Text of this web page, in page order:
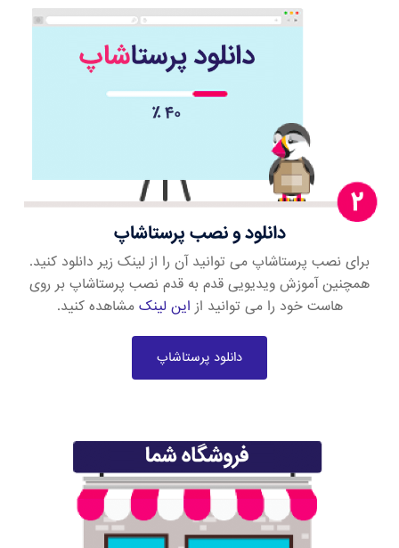
دانلود و نصب پرستاشاپ
برای نصب پرستاشاپ می توانید آن را از لینک زیر دانلود کنید.
همچنین آموزش ویدیویی قدم به قدم نصب پرستاشاپ بر روی
هاست خود را می توانید از این لینک مشاهده کنید.
دانلود پرستاشاپ